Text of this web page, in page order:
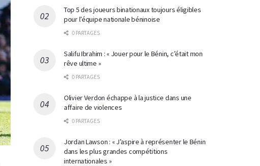
Top 5 des joueurs binationaux toujours éligibles
pour l’équipe nationale béninoise
0 PARTAGES
Salifu Ibrahim : « Jouer pour le Bénin, c’était mon
rêve ultime »
0 PARTAGES
Olivier Verdon échappe à la justice dans une
affaire de violences
0 PARTAGES
Jordan Lawson : « J’aspire à représenter le Bénin
dans les plus grandes compétitions
internationales »